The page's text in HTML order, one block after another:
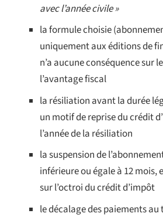
avec l’année civile »
la formule choisie
uniquement aux éditions de
n’a aucune conséquence sur
l’avantage fiscal
la résiliation avant la durée
un motif de reprise du crédit
l’année de la résiliation
la suspension de
inférieure ou égale à 12 mois,
sur l’octroi du crédit d’impôt
le décalage des paiements au